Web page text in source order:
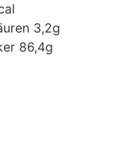
3,2g
86,4g